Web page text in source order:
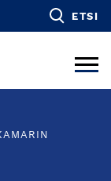
ETSI